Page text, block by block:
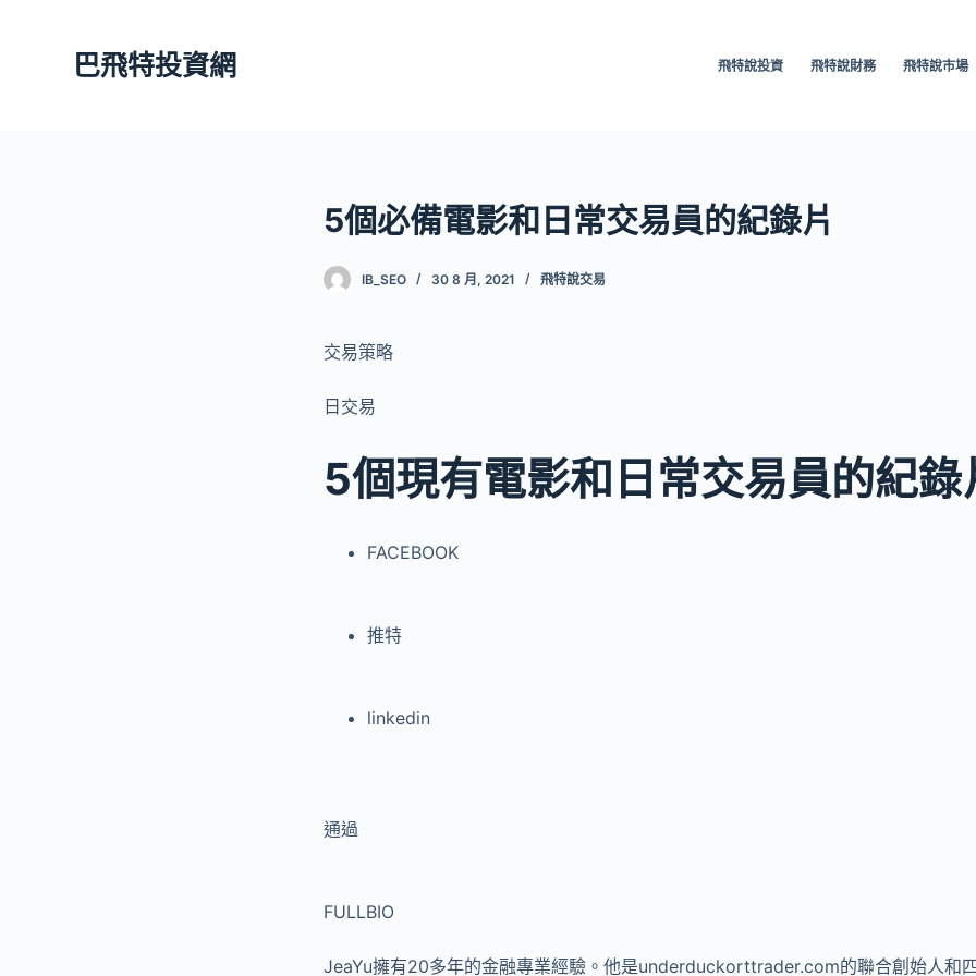
巴飛特投資網 飛特說投資 飛特說財務 飛特說市場
5個必備電影和日常交易員的紀錄片
IB_SEO 30 8 月, 2021 飛特說交易
交易策略
日交易
5個現有電影和日常交易員的紀錄
FACEBOOK
推特
linkedin
通過
FULLBIO
JeaYu擁有20多年的金融專業經驗。他是underduckorttrader.com的聯合創始人和